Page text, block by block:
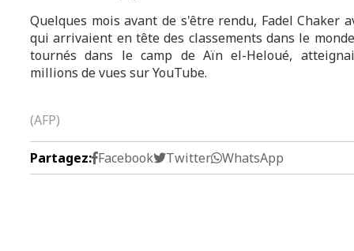
Quelques mois avant de s'être rendu, Fadel Chaker
qui arrivaient en tête des classements dans le
tournés dans le camp de Aïn el-Heloué,
millions de vues sur YouTube.
(AFP)
Partagez: Facebook Twitter WhatsApp